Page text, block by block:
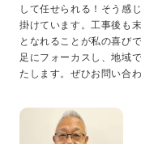
お問い合わ
資料請求
簡単Web見積もり
無料点検
施工パートナー募集
して任せられる！そう感
掛けています。工事後も
となれることが私の喜び
足にフォーカスし、地域
たします。ぜひお問い合